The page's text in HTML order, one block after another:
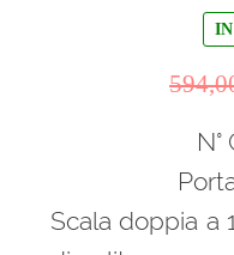
N°
Scala doppia a